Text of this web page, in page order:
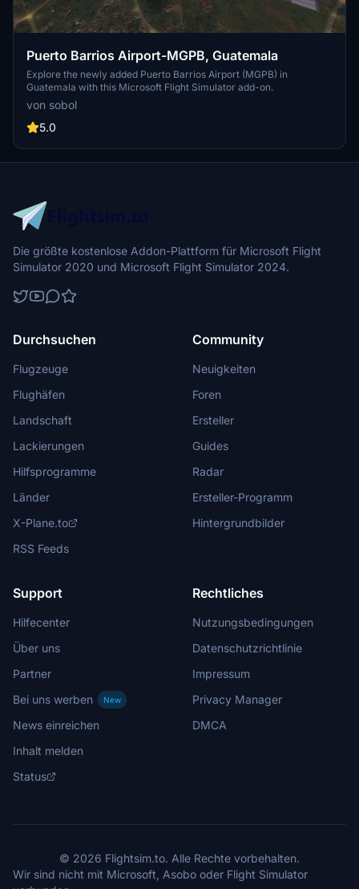
Puerto Barrios Airport-MGPB, Guatemala
Explore the newly added Puerto Barrios Airport (MGPB) in
Guatemala with this Microsoft Flight Simulator add-on.
von sobol
5.0
Die größte kostenlose Addon-Plattform für Microsoft Flight
Simulator 2020 und Microsoft Flight Simulator 2024.
Durchsuchen
Flugzeuge
Flughäfen
Landschaft
Lackierungen
Hilfsprogramme
Länder
X-Plane.to
RSS Feeds
Community
Neuigkeiten
Foren
Ersteller
Guides
Radar
Ersteller-Programm
Hintergrundbilder
Support
Hilfecenter
Über uns
Partner
Bei uns werben
New
News einreichen
Inhalt melden
Status
Rechtliches
Nutzungsbedingungen
Datenschutzrichtlinie
Impressum
Privacy Manager
DMCA
© 2026 Flightsim.to. Alle Rechte vorbehalten.
Wir sind nicht mit Microsoft, Asobo oder Flight Simulator